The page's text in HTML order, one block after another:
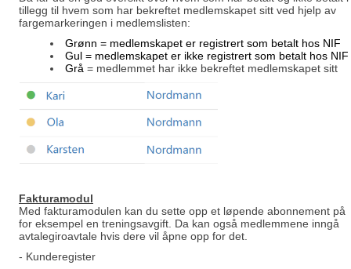
tillegg til hvem som har bekreftet medlemskapet sitt ved hjelp av
fargemarkeringen i medlemslisten:
Grønn = medlemskapet er registrert som betalt hos NIF
Gul = medlemskapet er ikke registrert som betalt hos NIF
Grå = medlemmet har ikke bekreftet medlemskapet sitt
Fakturamodul
Med fakturamodulen kan du sette opp et løpende abonnement på
for eksempel en treningsavgift. Da kan også medlemmene inngå
avtalegiroavtale hvis dere vil åpne opp for det.
- Kunderegister